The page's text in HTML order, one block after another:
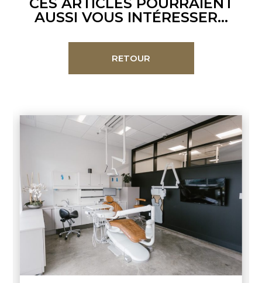
AUSSI VOUS INTÉRESSER...
RETOUR